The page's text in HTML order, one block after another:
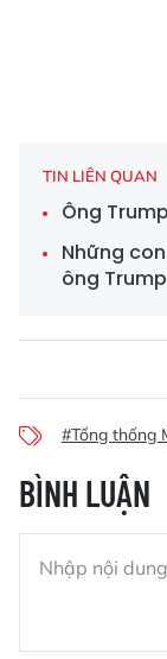
TIN LIÊN QUAN
Ông
Những
ông Trump
#Tổng thống
BÌNH LUẬN